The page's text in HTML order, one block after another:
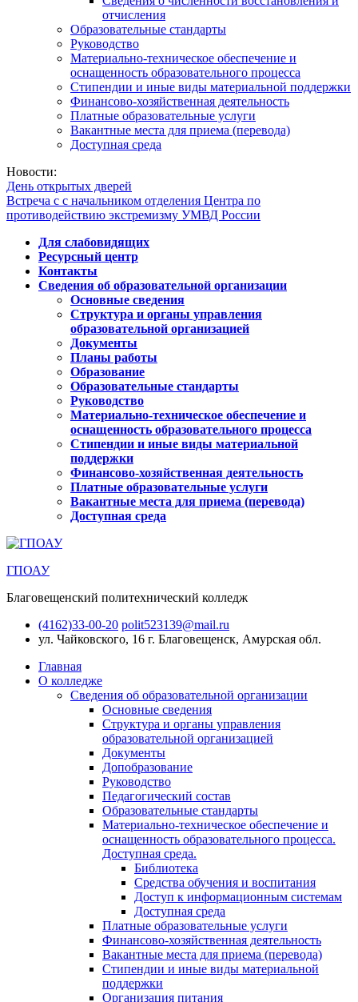
отчисления
Образовательные стандарты
Руководство
Материально-техническое обеспечение и
оснащенность образовательного процесса
Стипендии и иные виды материальной поддержки
Финансово-хозяйственная деятельность
Платные образовательные услуги
Вакантные места для приема (перевода)
Доступная среда
Новости:
День открытых дверей
Встреча с с начальником отделения Центра по
противодействию экстремизму УМВД России
Для слабовидящих
Ресурсный центр
Контакты
Сведения об образовательной организации
Основные сведения
Структура и органы управления
образовательной организацией
Документы
Планы работы
Образование
Образовательные стандарты
Руководство
Материально-техническое обеспечение и
оснащенность образовательного процесса
Стипендии и иные виды материальной
поддержки
Финансово-хозяйственная деятельность
Платные образовательные услуги
Вакантные места для приема (перевода)
Доступная среда
ГПОАУ
Благовещенский политехнический колледж
(4162)33-00-20 polit523139@mail.ru
ул. Чайковского, 16 г. Благовещенск, Амурская обл.
Главная
О колледже
Сведения об образовательной организации
Основные сведения
Структура и органы управления
образовательной организацией
Документы
Допобразование
Руководство
Педагогический состав
Образовательные стандарты
Материально-техническое обеспечение и
оснащенность образовательного процесса.
Доступная среда.
Библиотека
Средства обучения и воспитания
Доступ к информационным системам
Доступная среда
Платные образовательные услуги
Финансово-хозяйственная деятельность
Вакантные места для приема (перевода)
Стипендии и иные виды материальной
поддержки
Организация питания